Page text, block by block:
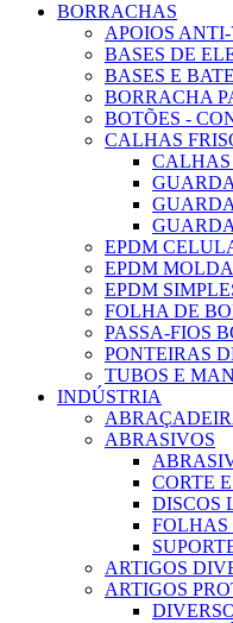
BORRACHAS
APOIOS
BASES DE
BASES E
BORRACHA
BOTÕES -
CALHAS
CALHAS
EPDM
EPDM
EPDM
FOLHA DE
PASSA-FIOS
PONTEIRAS
TUBOS E
INDÚSTRIA
ABRASIVOS
CORTE
DISCOS
ARTIGOS
ARTIGOS